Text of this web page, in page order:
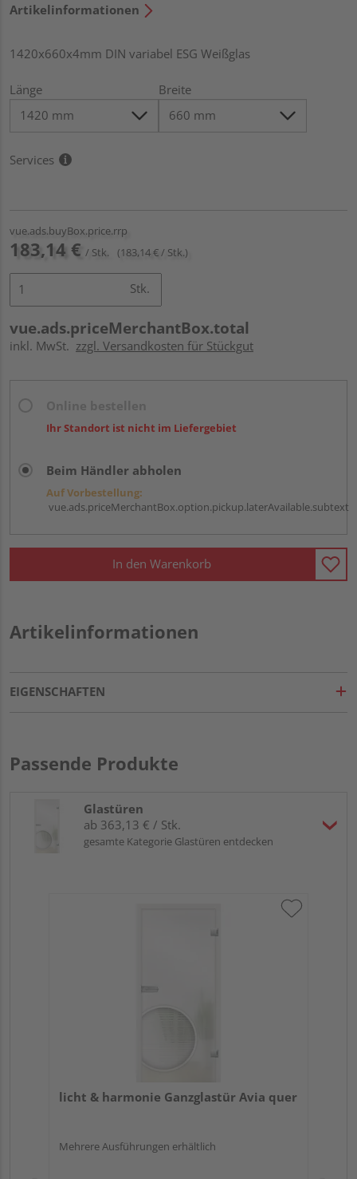
Artikelinformationen
1420x660x4mm DIN variabel ESG Weißglas
Länge Breite
Services
vue.ads.buyBox.price.rrp
183,14 € / Stk. (183,14 € / Stk.)
Stk.
vue.ads.priceMerchantBox.total
inkl. MwSt. zzgl. Versandkosten für Stückgut
Ihr Standort ist nicht im Liefergebiet
Beim Händler abholen
Auf Vorbestellung:
vue.ads.priceMerchantBox.option.pickup.laterAvailable.subtext
In den Warenkorb
Artikelinformationen
EIGENSCHAFTEN
Passende Produkte
Glastüren
ab 363,13 € / Stk.
gesamte Kategorie Glastüren entdecken
licht & harmonie Ganzglastür Avia quer
Mehrere Ausführungen erhältlich